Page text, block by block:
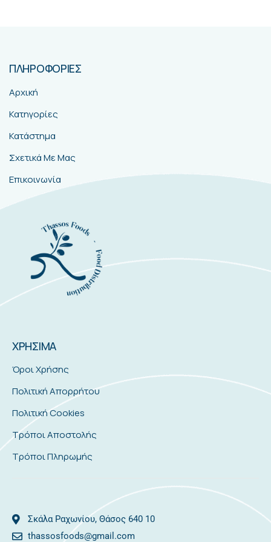
ΠΛΗΡΟΦΟΡΙΕΣ
Αρχική
Κατηγορίες
Κατάστημα
Σχετικά Με Μας
Επικοινωνία
ΧΡΗΣΙΜΑ
Όροι Χρήσης
Πολιτική Απορρήτου
Πολιτική Cookies
Τρόποι Αποστολής
Τρόποι Πληρωμής
Σκάλα Ραχωνίου, Θάσος 640 10
thassosfoods@gmail.com